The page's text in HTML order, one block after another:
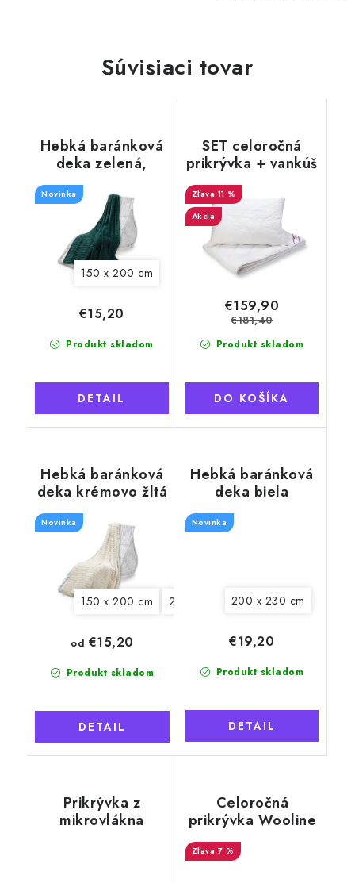
Súvisiaci tovar
Hebká baránková
deka zelená,
rebrovaná
Novinka
150 x 200 cm
Produkt skladom
€15,20
DETAIL
SET celoročná
prikrývka + vankúš
Wooline s výplňou
z ovčej vlny
11 %
Akcia
Produkt skladom
€159,90
€181,40
DO KOŠÍKA
Hebká baránková
deka krémovo žltá
Novinka
150 x 200 cm 200 x 230 cm
Produkt skladom
od €15,20
DETAIL
Hebká baránková
deka biela
Novinka
200 x 230 cm
Produkt skladom
€19,20
DETAIL
Prikrývka z
mikrovlákna
Celoročná
prikrývka Wooline
220x200 cm s
výplňou z ovčej
7 %